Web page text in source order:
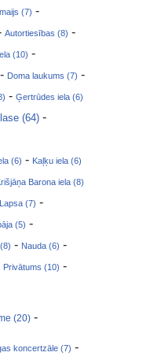
(7) -
Autortiesības (8) -
(10) -
- Doma laukums (7) -
- Ģertrūdes iela (6)
(64) -
(6) - Kaļķu iela (6)
Barona iela (8)
(7) -
(5) -
- Nauda (6) -
Privātums (10) -
(20) -
koncertzāle (7) -